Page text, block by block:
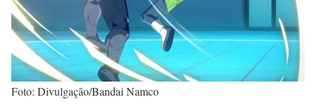
Foto: Divulgação/Bandai Namco